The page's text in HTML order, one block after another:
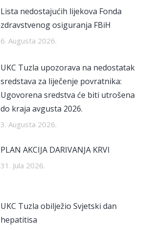
Lista nedostajućih lijekova Fonda
zdravstvenog osiguranja FBiH
6. Augusta 2026.
UKC Tuzla upozorava na nedostatak
sredstava za liječenje povratnika:
Ugovorena sredstva će biti utrošena
do kraja avgusta 2026.
3. Augusta 2026.
PLAN AKCIJA DARIVANJA KRVI
31. Jula 2026.
UKC Tuzla obilježio Svjetski dan
hepatitisa